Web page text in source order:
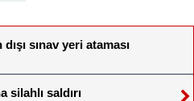
sınav yeri ataması
silahlı saldırı